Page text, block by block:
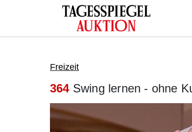
Freizeit
364Swing lernen - ohne